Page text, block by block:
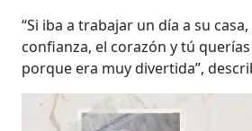
“Si iba a trabajar un día a su
confianza, el corazón y tú
porque era muy divertida”,